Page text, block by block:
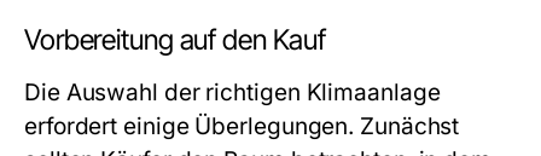
Vorbereitung auf den Kauf
Die Auswahl der richtigen Klimaanlage
erfordert einige Überlegungen. Zunächst